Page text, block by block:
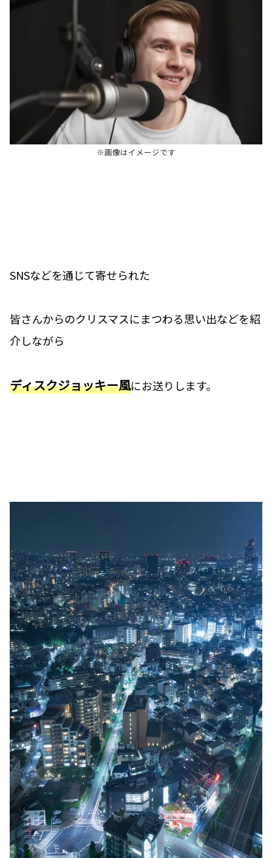
※画像はイメージです
SNSなどを通じて寄せられた
皆さんからのクリスマスにまつわる思い出などを紹
介しながら
ディスクジョッキー風にお送りします。